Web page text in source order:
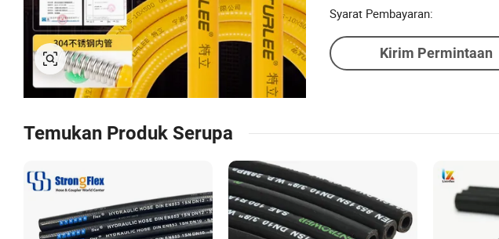
Syarat Pembayaran:
Kirim Permintaan
Temukan Produk Serupa